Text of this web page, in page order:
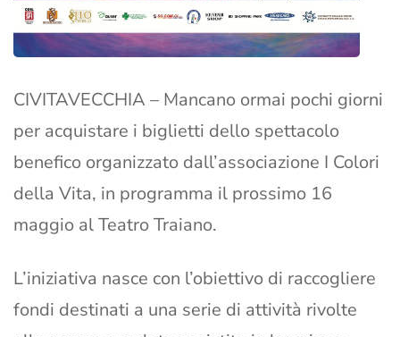
CIVITAVECCHIA – Mancano ormai pochi giorni
per acquistare i biglietti dello spettacolo
benefico organizzato dall’associazione I Colori
della Vita, in programma il prossimo 16
maggio al Teatro Traiano.
L’iniziativa nasce con l’obiettivo di raccogliere
fondi destinati a una serie di attività rivolte